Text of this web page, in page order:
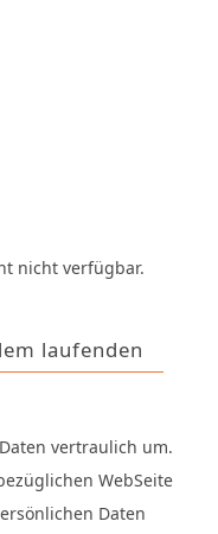
nicht verfügbar.
laufenden
vertraulich um.
WebSeite
Daten